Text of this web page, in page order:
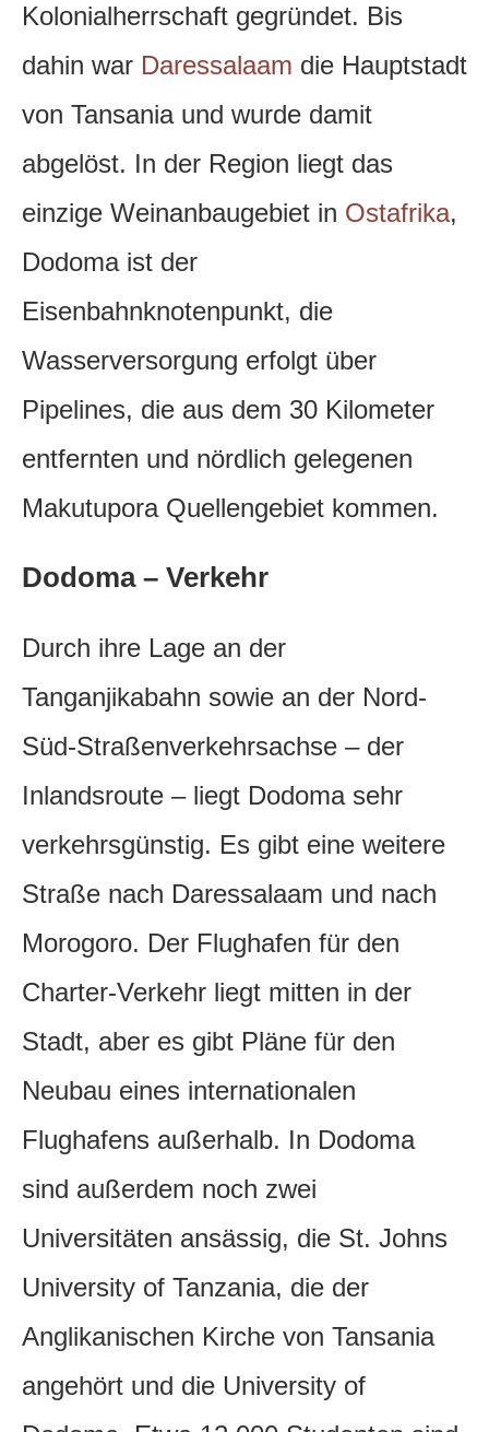
Kolonialherrschaft gegründet. Bis
dahin war Daressalaam die Hauptstadt
von Tansania und wurde damit
abgelöst. In der Region liegt das
einzige Weinanbaugebiet in Ostafrika,
Dodoma ist der
Eisenbahnknotenpunkt, die
Wasserversorgung erfolgt über
Pipelines, die aus dem 30 Kilometer
entfernten und nördlich gelegenen
Makutupora Quellengebiet kommen.
Dodoma – Verkehr
Durch ihre Lage an der
Tanganjikabahn sowie an der Nord-
Süd-Straßenverkehrsachse – der
Inlandsroute – liegt Dodoma sehr
verkehrsgünstig. Es gibt eine weitere
Straße nach Daressalaam und nach
Morogoro. Der Flughafen für den
Charter-Verkehr liegt mitten in der
Stadt, aber es gibt Pläne für den
Neubau eines internationalen
Flughafens außerhalb. In Dodoma
sind außerdem noch zwei
Universitäten ansässig, die St. Johns
University of Tanzania, die der
Anglikanischen Kirche von Tansania
angehört und die University of